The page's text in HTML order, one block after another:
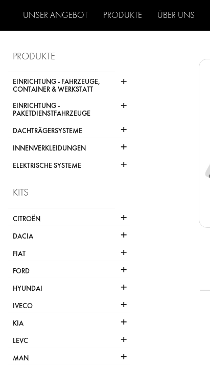
UNSER ANGEBOT PRODUKTE ÜBER UNS
PRODUKTE
EINRICHTUNG - FAHRZEUGE,
CONTAINER & WERKSTATT
+
EINRICHTUNG -
PAKETDIENSTFAHRZEUGE
+
DACHTRÄGERSYSTEME +
INNENVERKLEIDUNGEN +
ELEKTRISCHE SYSTEME +
KITS
CITROËN +
DACIA +
FIAT +
FORD +
HYUNDAI +
IVECO +
KIA +
LEVC +
MAN +